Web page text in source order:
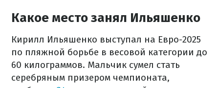
Какое место занял Ильяшенко
Кирилл Ильяшенко выступал на Евро-2025
по пляжной борьбе в весовой категории до
60 килограммов. Мальчик сумел стать
серебряным призером чемпионата,